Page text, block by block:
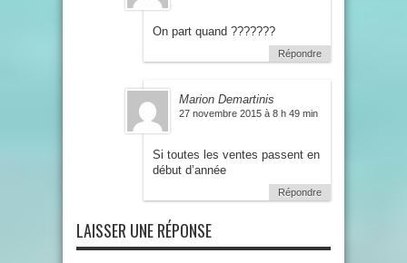
On part quand ???????
Répondre
Marion Demartinis
27 novembre 2015 à 8 h 49 min
Si toutes les ventes passent en
début d’année
Répondre
LAISSER UNE RÉPONSE